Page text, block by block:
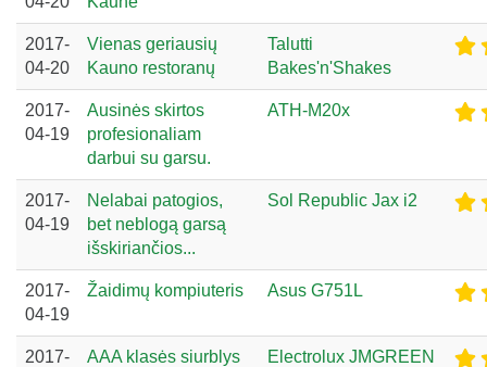
2017-
04-20
Vienas geriausių
Kauno restoranų
Talutti
Bakes'n'Shakes
2017-
04-19
Ausinės skirtos
profesionaliam
darbui su garsu.
ATH-M20x
2017-
04-19
Nelabai patogios,
bet neblogą garsą
išskiriančios...
Sol Republic Jax i2
2017-
04-19
Žaidimų kompiuteris Asus G751L
2017-
AAA klasės siurblys Electrolux JMGREEN